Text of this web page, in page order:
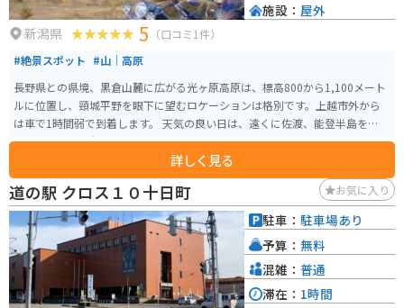
新潟県 5 （口コミ1件）
#絶景スポット #山｜高原
長野県との県境、黒倉山麓に広がる光ヶ原高原は、標高800から1,100メート
ルに位置し、頸城平野を眼下に望むロケーションは格別です。上越市外から
は車で1時間弱で到着します。 天気の良い日は、遠くに佐渡、能登半島を望む
ことができ、日本海に沈む夕日や上越の夜景も楽しむことができます。山の中
にあるので、曇りの日は霧で景色を楽しめない可能性があります。冬季閉鎖
期間も長いため、注意する必要があります。
詳しく見る
施設： 屋外
道の駅 クロス１０十日町 お気に入り
駐車： 駐車場あり
予算： 無料
混雑： 普通
滞在： 1時間